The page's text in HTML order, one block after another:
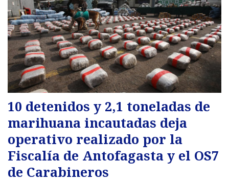
10 detenidos y 2,1 toneladas de
marihuana incautadas deja
operativo realizado por la
Fiscalía de Antofagasta y el OS7
de Carabineros